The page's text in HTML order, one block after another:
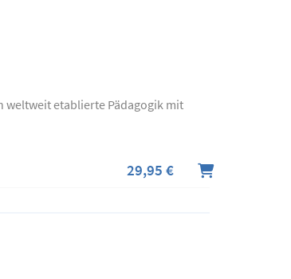
weltweit etablierte Pädagogik mit
29,95 €